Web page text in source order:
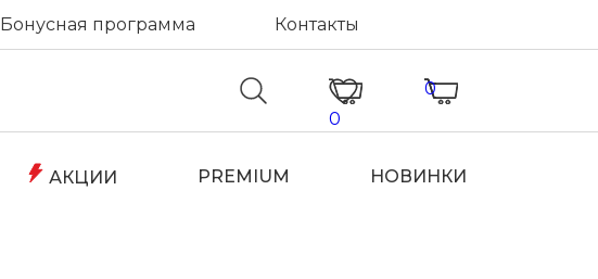
Бонусная программа Контакты
0
0
АКЦИИ PREMIUM НОВИНКИ